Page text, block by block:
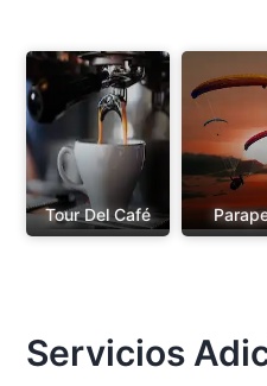
Tour Del Café
Servicios